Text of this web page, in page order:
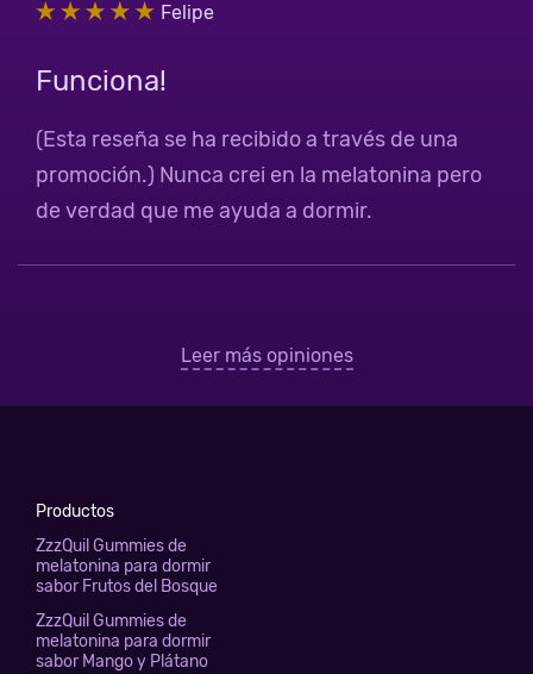
Felipe
Funciona!
(Esta reseña se ha recibido a través de una
promoción.) Nunca crei en la melatonina pero
de verdad que me ayuda a dormir.
Leer más opiniones
Productos
ZzzQuil Gummies de
melatonina para dormir
sabor Frutos del Bosque
ZzzQuil Gummies de
melatonina para dormir
sabor Mango y Plátano